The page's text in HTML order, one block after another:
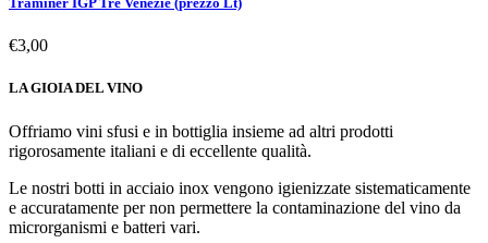
€3,00
LA GIOIA DEL VINO
Offriamo vini sfusi e in bottiglia insieme ad altri prodotti
rigorosamente italiani e di eccellente qualità.
Le nostri botti in acciaio inox vengono igienizzate sistematicamente
e accuratamente per non permettere la contaminazione del vino da
microrganismi e batteri vari.